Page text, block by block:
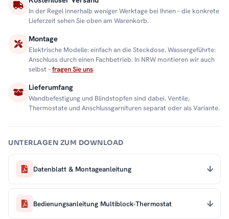
In der Regel innerhalb weniger Werktage bei Ihnen – die konkrete
Lieferzeit sehen Sie oben am Warenkorb.
Montage
Elektrische Modelle: einfach an die Steckdose. Wassergeführte:
Anschluss durch einen Fachbetrieb. In NRW montieren wir auch
selbst –fragen Sie uns.
Lieferumfang
Wandbefestigung und Blindstopfen sind dabei. Ventile,
Thermostate und Anschlussgarnituren separat oder als Variante.
UNTERLAGEN ZUM DOWNLOAD
Datenblatt & Montageanleitung
Bedienungsanleitung Multiblock-Thermostat